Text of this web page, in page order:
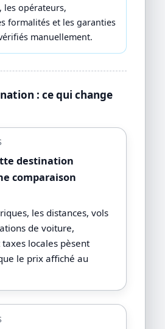
les opérateurs,
formalités et les garanties
manuellement.
: ce qui change
destination
comparaison
les distances, vols
de voiture,
locales pèsent
le prix affiché au